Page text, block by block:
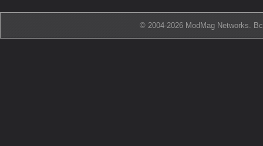
© 2004-2026 ModMag Networks.